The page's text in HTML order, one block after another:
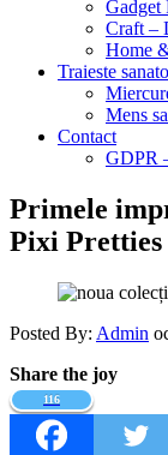
Gadget
Craft –
Home
Traieste
Mens
Contact
GDPR
Primele
Pixi Pretties
Posted By: Admin
Share the joy
116